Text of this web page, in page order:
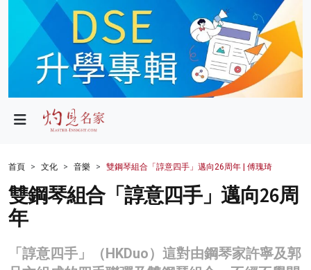
政局
財經
生活
健康
商業
首頁 文化 音樂 雙鋼琴組合「諄意四手」邁向26周年 | 傅瑰琦
雙鋼琴組合「諄意四手」邁向26周
年
「諄意四手」（HKDuo）這對由鋼琴家許寧及郭